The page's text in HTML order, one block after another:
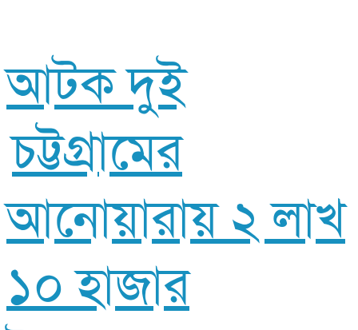
আটক দুই
চট্টগ্রামের
আনোয়ারায় ২ লাখ
১০ হাজার